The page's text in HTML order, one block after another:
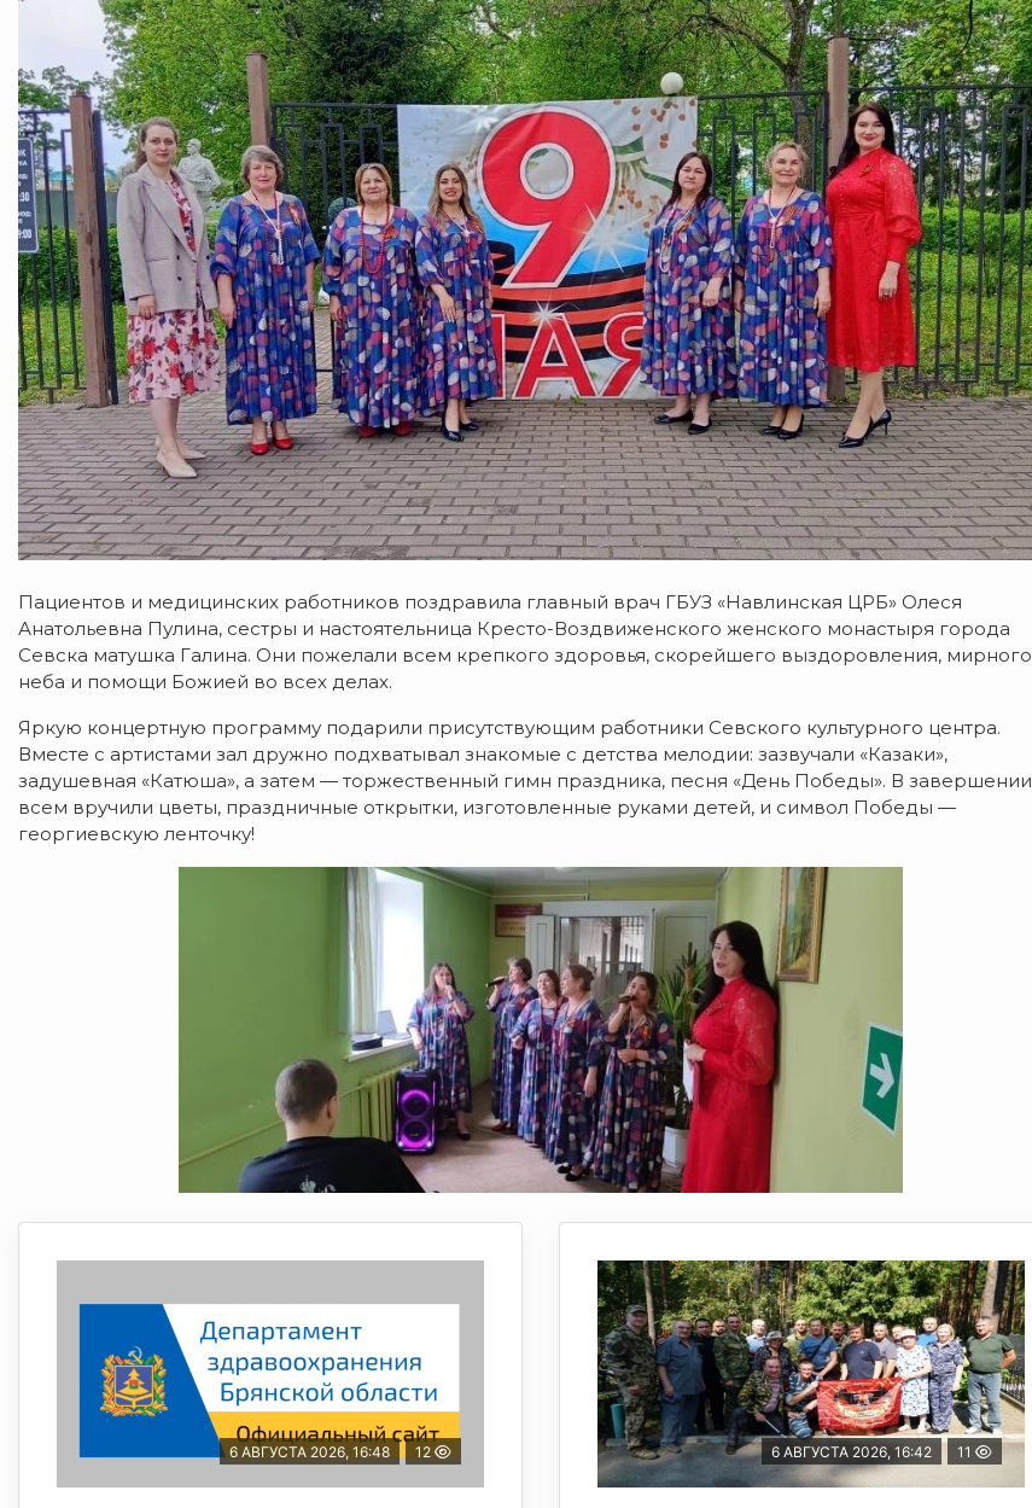
Пациентов и медицинских работников поздравила главный врач ГБУЗ «Навлинская ЦРБ» Олеся
Анатольевна Пулина, сестры и настоятельница Кресто-Воздвиженского женского монастыря города
Севска матушка Галина. Они пожелали всем крепкого здоровья, скорейшего выздоровления, мирного
неба и помощи Божией во всех делах.
Яркую концертную программу подарили присутствующим работники Севского культурного центра.
Вместе с артистами зал дружно подхватывал знакомые с детства мелодии: зазвучали «Казаки»,
задушевная «Катюша», а затем — торжественный гимн праздника, песня «День Победы». В завершении
всем вручили цветы, праздничные открытки, изготовленные руками детей, и символ Победы —
георгиевскую ленточку!
6 АВГУСТА 2026, 16:48 12 6 АВГУСТА 2026, 16:42 11